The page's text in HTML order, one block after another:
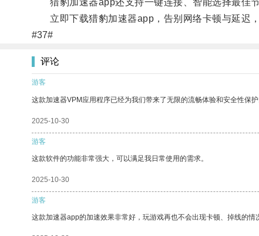
猎豹加速器app还支持一键连接、智能选择最佳节
立即下载猎豹加速器app，告别网络卡顿与延迟，
#37#
评论
游客
这款加速器VPM应用程序已经为我们带来了无限的流畅体验和安全性保护
2025-10-30
游客
这款软件的功能非常强大，可以满足我日常使用的需求。
2025-10-30
游客
这款加速器app的加速效果非常好，玩游戏再也不会出现卡顿、掉线的